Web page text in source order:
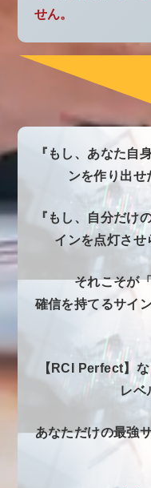
せん。
『もし、あなた自
ンを作り出
『もし、自分だけ
インを点灯させ
それこそが
確信を持てるサイ
【RCI Perfect】
レベ
あなただけの最強